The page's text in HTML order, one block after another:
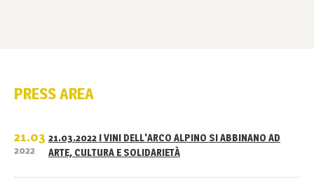
PRESS AREA
21.03
2022
21.03.2022 I VINI DELL'ARCO ALPINO SI ABBINANO AD
ARTE, CULTURA E SOLIDARIETÀ